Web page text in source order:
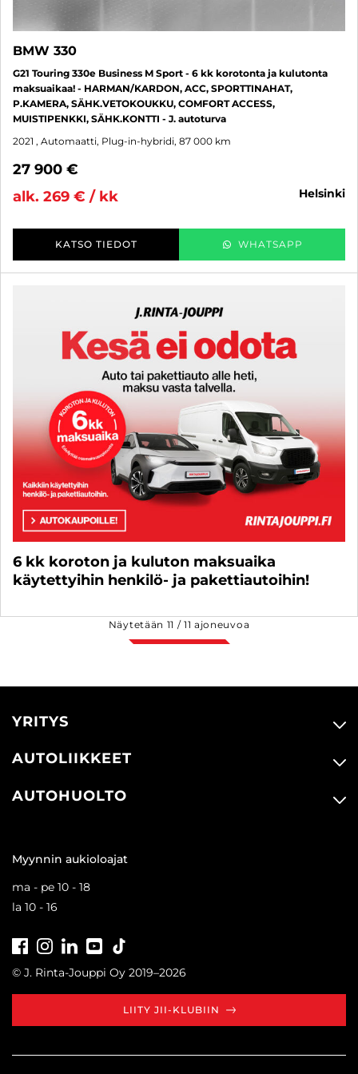
BMW 330
G21 Touring 330e Business M Sport - 6 kk korotonta ja kulutonta
maksuaikaa! - HARMAN/KARDON, ACC, SPORTTINAHAT,
P.KAMERA, SÄHK.VETOKOUKKU, COMFORT ACCESS,
MUISTIPENKKI, SÄHK.KONTTI - J. autoturva
2021 , Automaatti, Plug-in-hybridi, 87 000 km
27 900 €
alk. 269 € / kk
helsinki
KATSO TIEDOT WHATSAPP
6 kk koroton ja kuluton maksuaika
käytettyihin henkilö- ja pakettiautoihin!
Näytetään 11 /11 ajoneuvoa
YRITYS
AUTOLIIKKEET
AUTOHUOLTO
Myynnin aukioloajat
ma - pe 10 - 18
la 10 - 16
FacebookInstagramLinkedInYoutube
© J. Rinta-Jouppi Oy 2019–2026
LIITY JII-KLUBIIN